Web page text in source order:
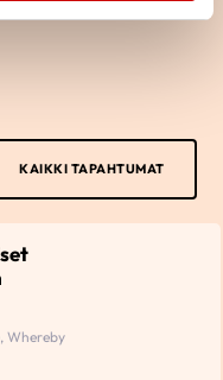
KAIKKI TAPAHTUMAT
Whereby